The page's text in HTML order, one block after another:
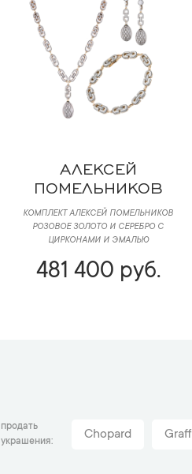
АЛЕКСЕЙ
ПОМЕЛЬНИКОВ
КОМПЛЕКТ АЛЕКСЕЙ ПОМЕЛЬНИКОВ
РОЗОВОЕ ЗОЛОТО И СЕРЕБРО С
ЦИРКОНАМИ И ЭМАЛЬЮ
481 400 руб.
продать
украшения
Chopard Graff